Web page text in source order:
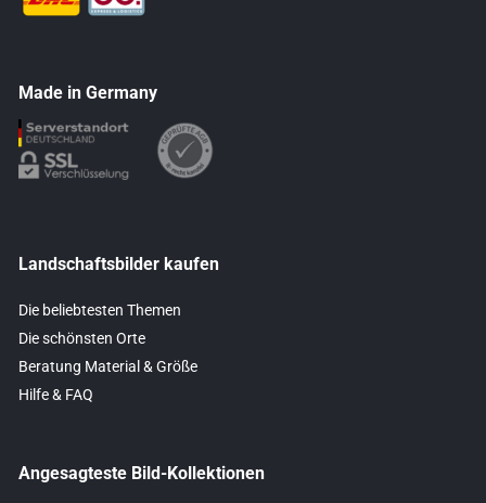
Made in Germany
Landschaftsbilder kaufen
Die beliebtesten Themen
Die schönsten Orte
Beratung Material & Größe
Hilfe & FAQ
Angesagteste Bild-Kollektionen